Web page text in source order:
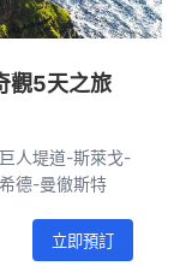
觀5天之旅
人堤道-斯萊戈-
德-曼徹斯特
立即預訂